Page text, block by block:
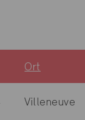
Ort
Villeneuve